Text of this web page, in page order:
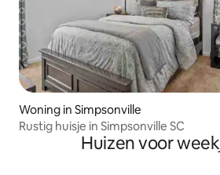
Woning in Simpsonville
Rustig huisje in Simpsonville SC
Huizen voor